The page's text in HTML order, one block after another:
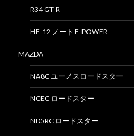
R34 GT-R
HE-12 ノート E-POWER
MAZDA
NA8C ユーノスロードスター
NCEC ロードスター
ND5RC ロードスター